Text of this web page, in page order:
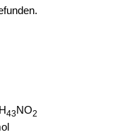
H43NO2